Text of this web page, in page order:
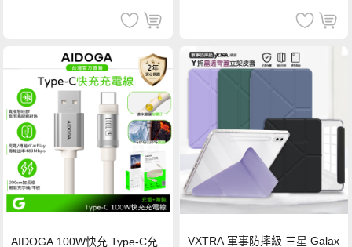
AIDOGA 100W快充 Type-C充
VXTRA 軍事防摔級 三星 Galax